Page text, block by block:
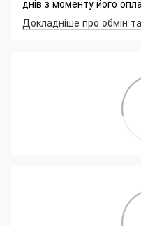
днів з моменту його
Докладніше про обмін